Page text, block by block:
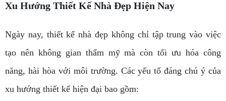
Xu Hướng Thiết Kế Nhà Đẹp Hiện Nay
Ngày nay, thiết kế nhà đẹp không chỉ tập trung vào việc
tạo nên không gian thẩm mỹ mà còn tối ưu hóa công
năng, hài hòa với môi trường. Các yếu tố đáng chú ý của
xu hướng thiết kế hiện đại bao gồm: